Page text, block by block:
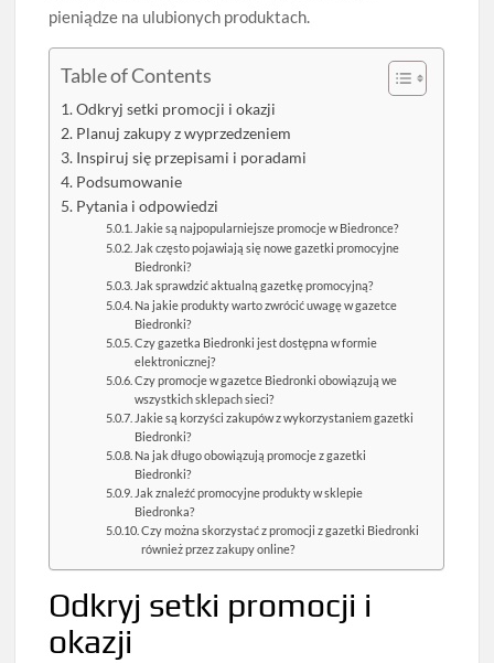
pieniądze na ulubionych produktach.
Table of Contents
Odkryj setki promocji i okazji
Planuj zakupy z wyprzedzeniem
Inspiruj się przepisami i poradami
Podsumowanie
Pytania i odpowiedzi
Jakie są najpopularniejsze promocje w Biedronce?
Jak często pojawiają się nowe gazetki promocyjne
Biedronki?
Jak sprawdzić aktualną gazetkę promocyjną?
Na jakie produkty warto zwrócić uwagę w gazetce
Biedronki?
Czy gazetka Biedronki jest dostępna w formie
elektronicznej?
Czy promocje w gazetce Biedronki obowiązują we
wszystkich sklepach sieci?
Jakie są korzyści zakupów z wykorzystaniem gazetki
Biedronki?
Na jak długo obowiązują promocje z gazetki
Biedronki?
Jak znaleźć promocyjne produkty w sklepie
Biedronka?
Czy można skorzystać z promocji z gazetki Biedronki
również przez zakupy online?
Odkryj setki promocji i
okazji